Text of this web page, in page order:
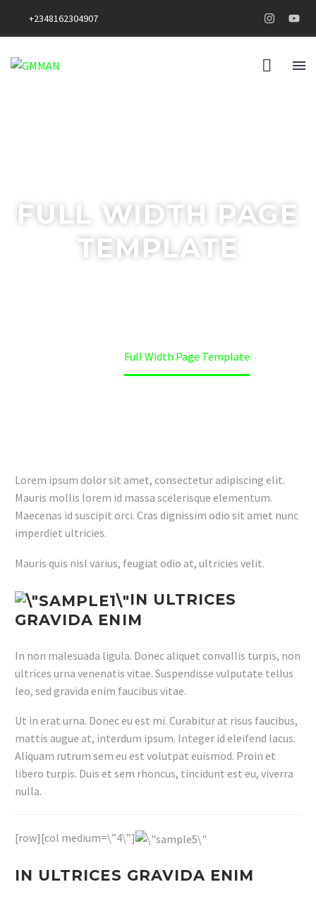
+2348162304907
FULL WIDTH PAGE
TEMPLATE
Full Width Page Template
Lorem ipsum dolor sit amet, consectetur adipiscing elit.
Mauris mollis lorem id massa scelerisque elementum.
Maecenas id suscipit orci. Cras dignissim odio sit amet nunc
imperdiet ultricies.
Mauris quis nisl varius, feugiat odio at, ultricies velit.
IN ULTRICES
GRAVIDA ENIM
In non malesuada ligula. Donec aliquet convallis turpis, non
ultrices urna venenatis vitae. Suspendisse vulputate tellus
leo, sed gravida enim faucibus vitae.
Ut in erat urna. Donec eu est mi. Curabitur at risus faucibus,
mattis augue at, interdum ipsum. Integer id eleifend lacus.
Aliquam rutrum sem eu est volutpat euismod. Proin et
libero turpis. Duis et sem rhoncus, tincidunt est eu, viverra
nulla.
[row][col medium=\”4\”]
IN ULTRICES GRAVIDA ENIM